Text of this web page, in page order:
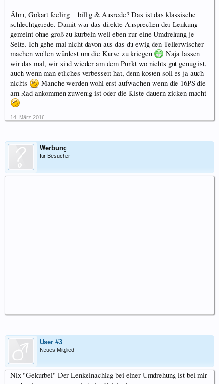
Ähm, Gokart feeling = billig & Ausrede? Das ist das klassische
schlechtgerede. Damit war das direkte Ansprechen der Lenkung
gemeint ohne groß zu kurbeln weil eben nur eine Umdrehung je
Seite. Ich gehe mal nicht davon aus das du ewig den Tellerwischer
machen wollen würdest um die Kurve zu kriegen
Naja lassen
wir das mal, wir sind wieder am dem Punkt wo nichts gut genug ist,
auch wenn man etliches verbessert hat, denn kosten soll es ja auch
nichts
Manche werden wohl erst aufwachen wenn die 16PS die
am Rad ankommen zuwenig ist oder die Kiste dauern zicken macht
14. März 2016
Werbung
für Besucher
User #3
Neues Mitglied
Nix "Gekurbel" Der Lenkeinachlag bei einer Umdrehung ist bei mir